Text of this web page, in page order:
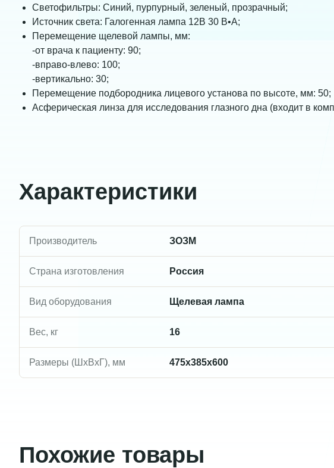
Светофильтры: Синий, пурпурный, зеленый, прозрачный;
Источник света: Галогенная лампа 12В 30 В•А;
Перемещение щелевой лампы, мм:
-от врача к пациенту: 90;
-вправо-влево: 100;
-вертикально: 30;
Перемещение подбородника лицевого установа по высоте, мм: 50;
Асферическая линза для исследования глазного дна (входит в
Характеристики
Производитель ЗОЗМ
Страна изготовления Россия
Вид оборудования Щелевая лампа
Вес, кг 16
Размеры (ШxВxГ), мм 475x385x600
Похожие товары